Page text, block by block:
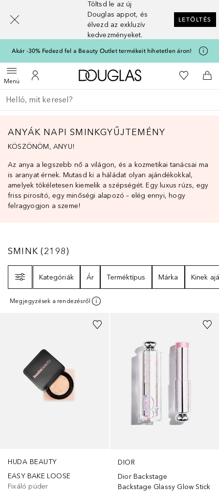
Töltsd le az új
Douglas appot, és
élvezd az exkluzív
kedvezményeket.
LETÖLTÉS
Akár -30% Fedezd fel a Beauty Outlet termékeit hihetetlen áron!
MenüMenü megnyitása
A fiókomhoz
A Douglas Főoldalra
A
Menj vissza
Keresés végrehajtása
ANYÁK NAPI SMINKGYŰJTEMÉNY
KÖSZÖNÖM, ANYU!
Az anya a legszebb nő a világon, és a kozmetikai tanácsai ma
is aranyat érnek. Mutasd ki a háládat olyan ajándékokkal,
amelyek tökéletesen kiemelik a szépségét. Egy luxus rúzs, egy
friss pirosító, egy minőségi alapozó – elég ennyi, hogy
felragyogjon a szeme!
SMINK2198
SMINK (2198)
Kategóriák
Ár Terméktípus Márka Kinek
Megjegyzések a rendezésről
HUDA BEAUTY
EASY BAKE LOOSE
Fixáló púder
+6
DIOR
Dior Backstage
Backstage Glassy Glow Stick
[navigation.slideout.screenreader]